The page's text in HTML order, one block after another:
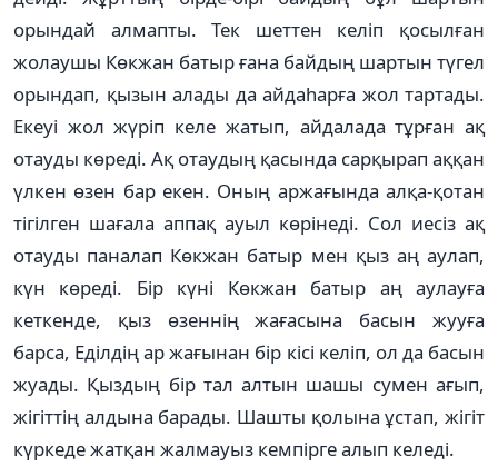
орындай алмапты. Тек шеттен келіп қосылған
жолаушы Көкжан батыр ғана байдың шартын түгел
орындап, қызын алады да айдаһарға жол тартады.
Екеуі жол жүріп келе жатып, айдалада тұрған ақ
отауды көреді. Ақ отаудың қасында сарқырап аққан
үлкен өзен бар екен. Оның аржағында алқа-қотан
тігілген шағала аппақ ауыл көрінеді. Сол иесіз ақ
отауды паналап Көкжан батыр мен қыз аң аулап,
күн көреді. Бір күні Көкжан батыр аң аулауға
кеткенде, қыз өзеннің жағасына басын жууға
барса, Еділдің ар жағынан бір кісі келіп, ол да басын
жуады. Қыздың бір тал алтын шашы сумен ағып,
жігіттің алдына барады. Шашты қолына ұстап, жігіт
күркеде жатқан жалмауыз кемпірге алып келеді.